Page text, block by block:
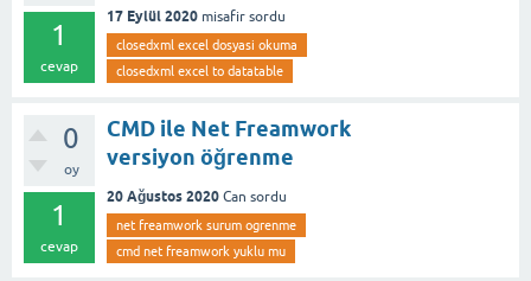
1
cevap
17 Eylül 2020 misafir sordu
closedxml excel dosyasi okuma
closedxml excel to datatable
0
oy
1
cevap
CMD ile Net Freamwork
versiyon öğrenme
20 Ağustos 2020 Can sordu
net freamwork surum ogrenme
cmd net freamwork yuklu mu